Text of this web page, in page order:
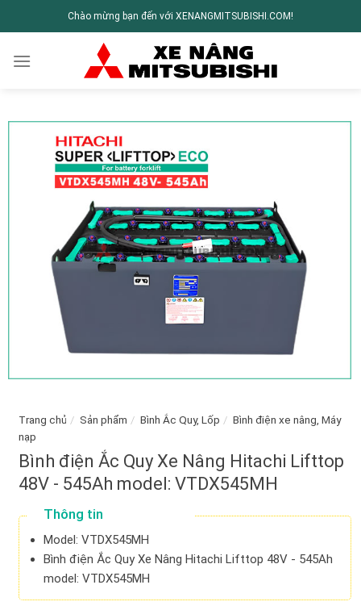
Chào mừng bạn đến với XENANGMITSUBISHI.COM!
Trang chủ / Sản phẩm / Bình Ắc Quy, Lốp / Bình điện xe nâng, Máy
nạp
Bình điện Ắc Quy Xe Nâng Hitachi Lifttop
48V - 545Ah model: VTDX545MH
Thông tin
Model: VTDX545MH
Bình điện Ắc Quy Xe Nâng Hitachi Lifttop 48V - 545Ah
model: VTDX545MH